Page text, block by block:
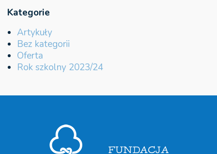
Kategorie
Artykuły
Bez kategorii
Oferta
Rok szkolny 2023/24